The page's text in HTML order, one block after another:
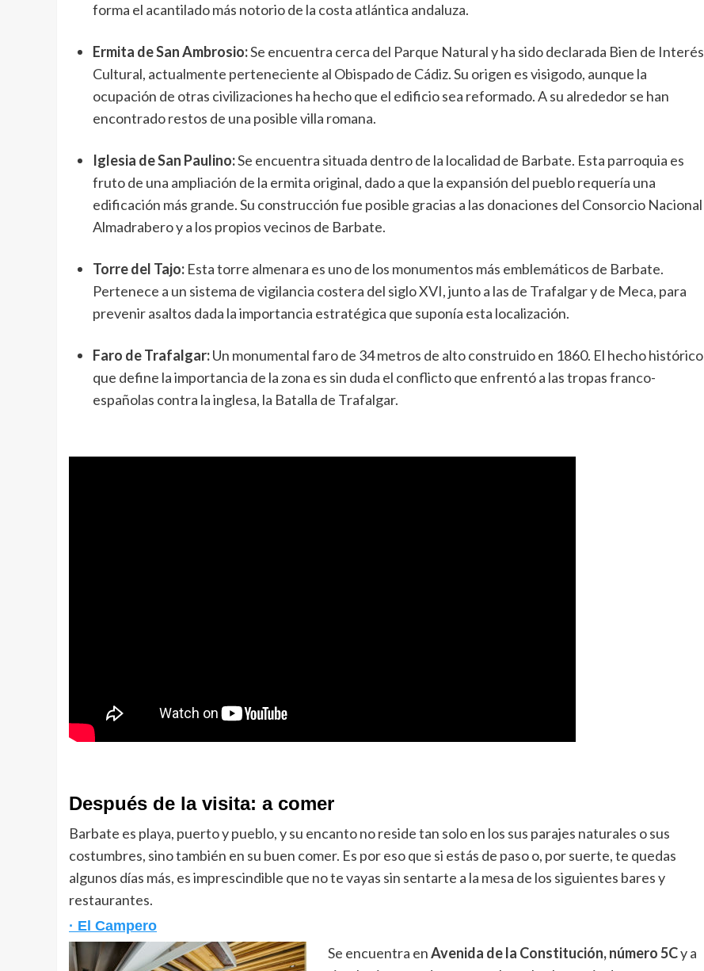
forma el acantilado más notorio de la costa atlántica andaluza.
Ermita de San Ambrosio:Se encuentra cerca del Parque Natural y ha sido declarada Bien de Interés
Cultural, actualmente perteneciente al Obispado de Cádiz. Su origen es visigodo, aunque la
ocupación de otras civilizaciones ha hecho que el edificio sea reformado. A su alrededor se han
encontrado restos de una posible villa romana.
Iglesia de San Paulino:Se encuentra situada dentro de la localidad de Barbate. Esta parroquia es
fruto de una ampliación de la ermita original, dado a que la expansión del pueblo requería una
edificación más grande. Su construcción fue posible gracias a las donaciones del Consorcio Nacional
Almadrabero y a los propios vecinos de Barbate.
Torre del Tajo: Esta torre almenara es uno de los monumentos más emblemáticos de Barbate.
Pertenece a un sistema de vigilancia costera del siglo XVI, junto a las de Trafalgar y de Meca, para
prevenir asaltos dada la importancia estratégica que suponía esta localización.
Faro de Trafalgar:Un monumental faro de 34 metros de alto construido en 1860. El hecho histórico
que define la importancia de la zona es sin duda el conflicto que enfrentó a las tropas franco-
españolas contra la inglesa, la Batalla de Trafalgar.
Después de la visita: a comer
Barbate es playa, puerto y pueblo, y su encanto no reside tan solo en los sus parajes naturales o sus
costumbres, sino también en su buen comer. Es por eso que si estás de paso o, por suerte, te quedas
algunos días más, es imprescindible que no te vayas sin sentarte a la mesa de los siguientes bares y
restaurantes.
· El Campero
Se encuentra enAvenida de la Constitución, número 5Cy a